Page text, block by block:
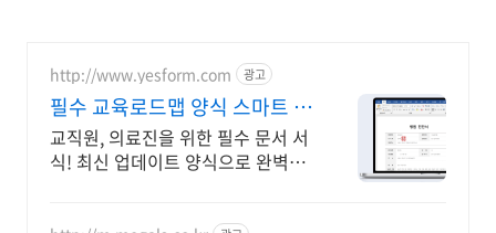
http://www.yesform.com 광고
필수 교육로드맵 양식 스마트 문
서 완성
교직원, 의료진을 위한 필수 문서 서
식! 최신 업데이트 양식으로 완벽하